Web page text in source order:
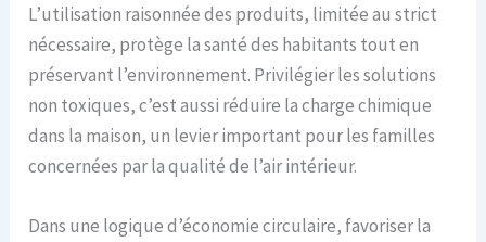
L’utilisation raisonnée des produits, limitée au strict
nécessaire, protège la santé des habitants tout en
préservant l’environnement. Privilégier les solutions
non toxiques, c’est aussi réduire la charge chimique
dans la maison, un levier important pour les familles
concernées par la qualité de l’air intérieur.
Dans une logique d’économie circulaire, favoriser la